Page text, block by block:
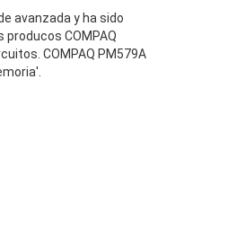
avanzada y ha sido
COMPAQ
COMPAQ PM579A